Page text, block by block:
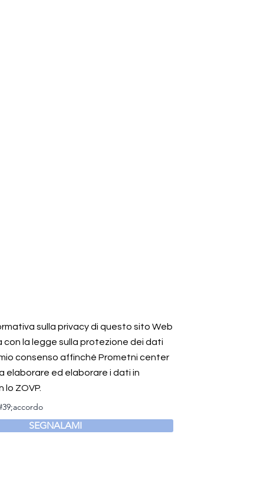
sulla privacy di questo sito Web
con la legge sulla protezione dei dati
consenso affinché Prometni center
elaborare ed elaborare i dati in
ZOVP.
SEGNALAMI